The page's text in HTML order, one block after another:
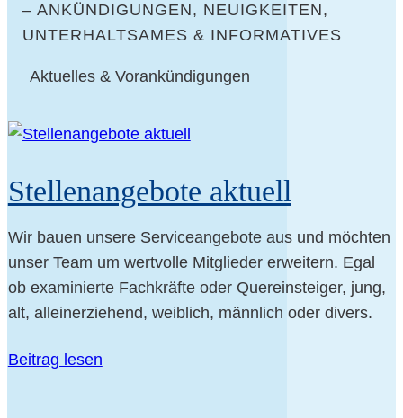
– ANKÜN­DI­GUN­GEN, NEU­IG­KEI­TEN,
UNTER­HALT­SA­MES & INFORMATIVES
Aktu­el­les & Vorankündigungen
Stel­len­an­ge­bo­te aktuell
Wir bau­en unse­re Ser­vice­an­ge­bo­te aus und möch­ten
unser Team um wert­vol­le Mit­glie­der erwei­tern. Egal
ob exami­nier­te Fach­kräf­te oder Quer­ein­stei­ger, jung,
alt, allein­er­zie­hend, weib­lich, männ­lich oder divers.
Bei­trag lesen